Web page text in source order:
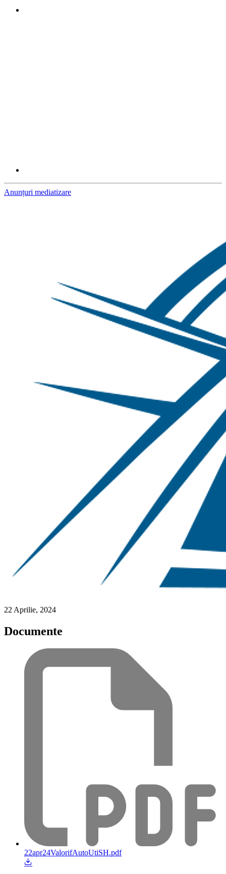
Anunțuri mediatizare
22 Aprilie, 2024
Documente
22apr24ValorifAutoUtiSH.pdf